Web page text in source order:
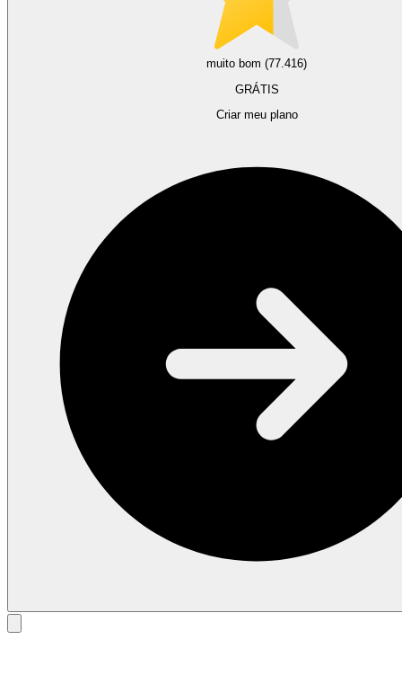
muito bom (77.416)
GRÁTIS
Criar meu plano